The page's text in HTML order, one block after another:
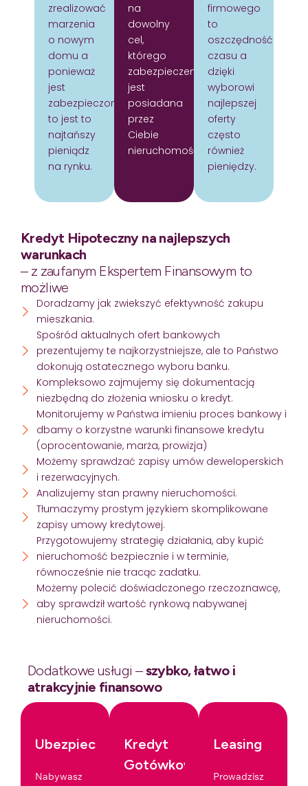
zrealizować
marzenia
o nowym
domu a
ponieważ
jest
zabezpieczony
to jest to
najtańszy
pieniądz
na rynku.
na
dowolny
cel,
którego
zabezpieczeniem
jest
posiadana
przez
Ciebie
nieruchomość.
firmowego
to
oszczędność
czasu a
dzięki
wyborowi
najlepszej
oferty
często
również
pieniędzy.
Kredyt Hipoteczny na najlepszych
warunkach
– z zaufanym Ekspertem Finansowym to
możliwe
Doradzamy jak zwiekszyć efektywność zakupu
mieszkania.
Spośród aktualnych ofert bankowych
prezentujemy te najkorzystniejsze, ale to Państwo
dokonują ostatecznego wyboru banku.
Kompleksowo zajmujemy się dokumentacją
niezbędną do złożenia wniosku o kredyt.
Monitorujemy w Państwa imieniu proces bankowy i
dbamy o korzystne warunki finansowe kredytu
(oprocentowanie, marża, prowizja)
Możemy sprawdzać zapisy umów deweloperskich
i rezerwacyjnych.
Analizujemy stan prawny nieruchomości.
Tłumaczymy prostym językiem skomplikowane
zapisy umowy kredytowej.
Przygotowujemy strategię działania, aby kupić
nieruchomość bezpiecznie i w terminie,
równocześnie nie tracąc zadatku.
Możemy polecić doświadczonego rzeczoznawcę,
aby sprawdził wartość rynkową nabywanej
nieruchomości.
Dodatkowe usługi –szybko, łatwo i
atrakcyjnie finansowo
Ubezpieczenia
Nabywasz
Kredyt
Gotówkowy
Leasing
Prowadzisz